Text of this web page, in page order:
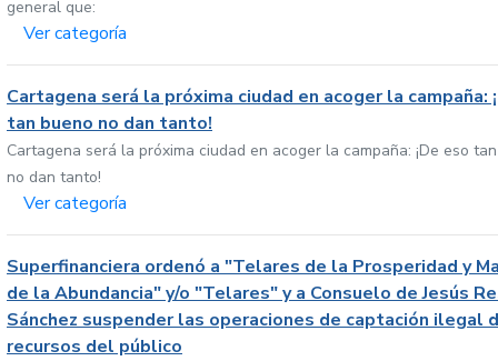
general que:
Ver categoría
Cartagena será la próxima ciudad en acoger la campaña:
tan bueno no dan tanto!
Cartagena será la próxima ciudad en acoger la campaña: ¡De eso
no dan tanto!
Ver categoría
Superfinanciera ordenó a "Telares de la Prosperidad y
de la Abundancia" y/o "Telares" y a Consuelo de Jesús
Sánchez suspender las operaciones de captación ilegal
recursos del público